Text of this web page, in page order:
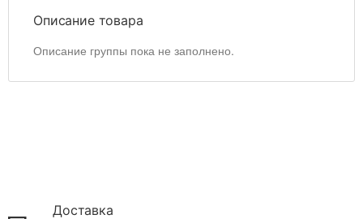
Описание товара
Описание группы пока не заполнено.
Доставка